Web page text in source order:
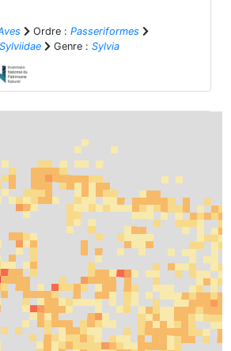
Ordre : Passeriformes
Sylviidae Genre : Sylvia